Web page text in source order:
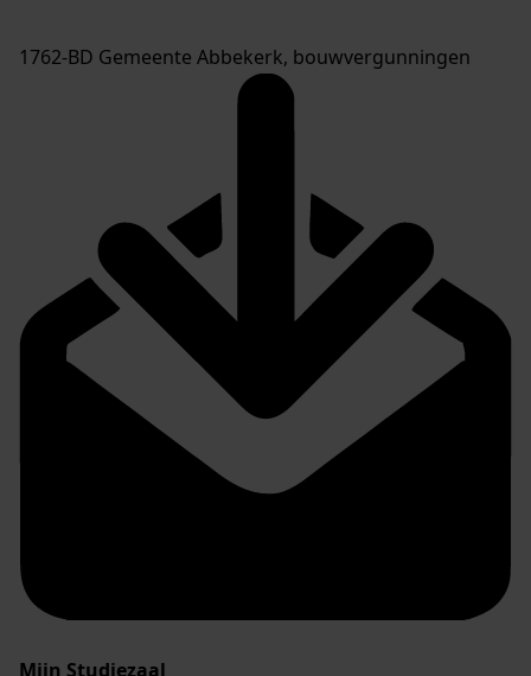
1762-BD Gemeente Abbekerk, bouwvergunningen
Mijn Studiezaal